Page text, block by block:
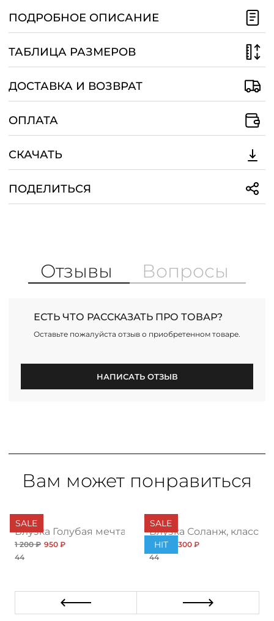
ПОДРОБНОЕ ОПИСАНИЕ
ТАБЛИЦА РАЗМЕРОВ
ДОСТАВКА И ВОЗВРАТ
ОПЛАТА
СКАЧАТЬ
ПОДЕЛИТЬСЯ
Отзывы Вопросы
ЕСТЬ ЧТО РАССКАЗАТЬ ПРО ТОВАР?
Оставьте пожалуйста отзыв о приобретенном товаре.
НАПИСАТЬ ОТЗЫВ
Вам может понравиться
SALE
Блузка Голубая мечта
1 200 ₽ 950 ₽
44
SALE
HIT
Блузка Соланж, класс
1 032 ₽
300 ₽
44